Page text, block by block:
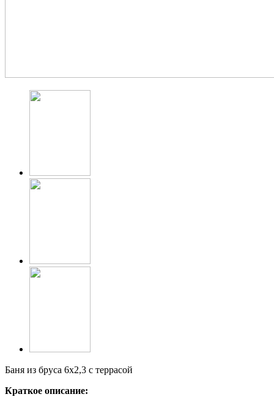
Баня из бруса 6х2,3 с террасой
Краткое описание: